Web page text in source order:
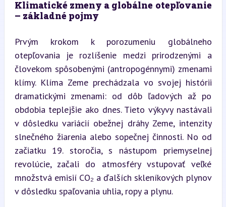
Klimatické zmeny a globálne otepľovanie
– základné pojmy
Prvým krokom k porozumeniu globálneho
otepľovania je rozlíšenie medzi prirodzenými a
človekom spôsobenými (antropogénnymi) zmenami
klímy. Klíma Zeme prechádzala vo svojej histórii
dramatickými zmenami: od dôb ľadových až po
obdobia teplejšie ako dnes. Tieto výkyvy nastávali
v dôsledku variácií obežnej dráhy Zeme, intenzity
slnečného žiarenia alebo sopečnej činnosti. No od
začiatku 19. storočia, s nástupom priemyselnej
revolúcie, začali do atmosféry vstupovať veľké
množstvá emisií CO₂ a ďalších skleníkových plynov
v dôsledku spaľovania uhlia, ropy a plynu.